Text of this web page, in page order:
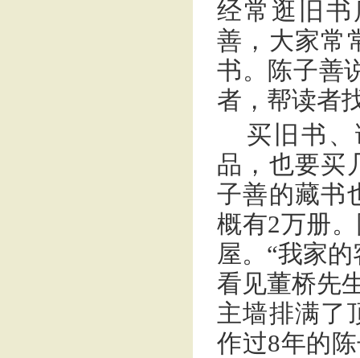
经常逛旧
善，大家常
书。陈子善
者，帮读者
买旧书
品，也要买
子善的藏书
概有2万册
屋。“我家
看见董桥先
主墙排满了
作过8年的